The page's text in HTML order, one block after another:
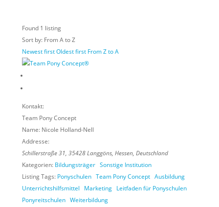
Found 1 listing
Sort by: From A to Z
Newest firstOldest first From Z to A
Kontakt:
Team Pony Concept
Name: Nicole Holland-Nell
Addresse:
Schillerstraße 31, 35428 Langgöns, Hessen, Deutschland
Kategorien: Bildungsträger Sonstige Institution
Listing Tags: Ponyschulen Team Pony Concept Ausbildung
Unterrichtshilfsmittel
Marketing Leitfaden für Ponyschulen
Ponyreitschulen Weiterbildung